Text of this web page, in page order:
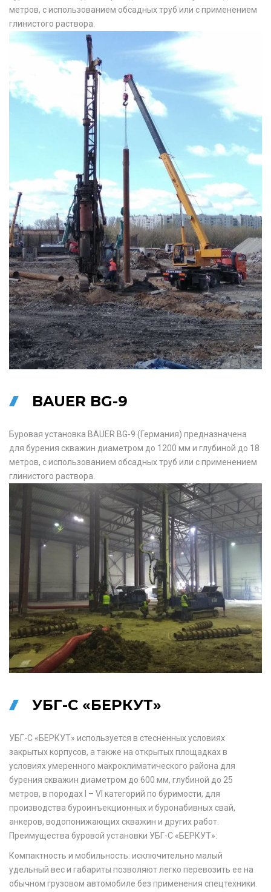
метров, с использованием обсадных труб или с применением
глинистого раствора.
BAUER BG-9
Буровая установка BAUER BG-9 (Германия) предназначена
для бурения скважин диаметром до 1200 мм и глубиной до 18
метров, с использованием обсадных труб или с применением
глинистого раствора.
УБГ-С «БЕРКУТ»
УБГ-С «БЕРКУТ» используется в стесненных условиях
закрытых корпусов, а также на открытых площадках в
условиях умеренного макроклиматического района для
бурения скважин диаметром до 600 мм, глубиной до 25
метров, в породах I – VI категорий по буримости, для
производства буроинъекционных и буронабивных свай,
анкеров, водопонижающих скважин и других работ.
Преимущества буровой установки УБГ-С «БЕРКУТ»:
Компактность и мобильность: исключительно малый
удельный вес и габариты позволяют легко перевозить ее на
обычном грузовом автомобиле без применения спецтехники.